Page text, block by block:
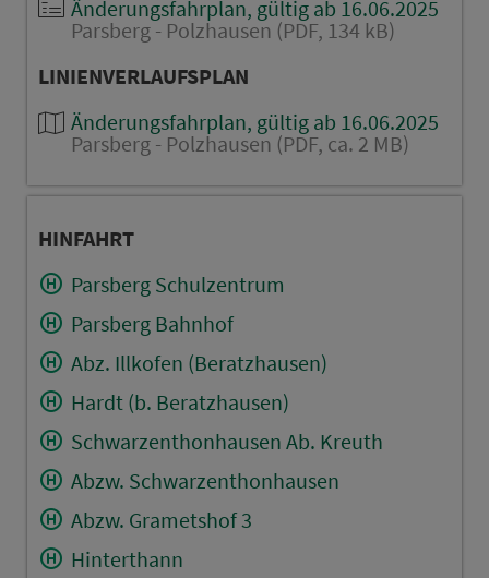
Änderungsfahrplan, gültig ab 16.06.2025
Parsberg - Polzhausen (PDF, 134 kB)
LINIENVERLAUFSPLAN
Änderungsfahrplan, gültig ab 16.06.2025
Parsberg - Polzhausen (PDF, ca. 2 MB)
HINFAHRT
Parsberg Schulzentrum
Parsberg Bahnhof
Abz. Illkofen (Beratzhausen)
Hardt (b. Beratzhausen)
Schwarzenthonhausen Ab. Kreuth
Abzw. Schwarzenthonhausen
Abzw. Grametshof 3
Hinterthann